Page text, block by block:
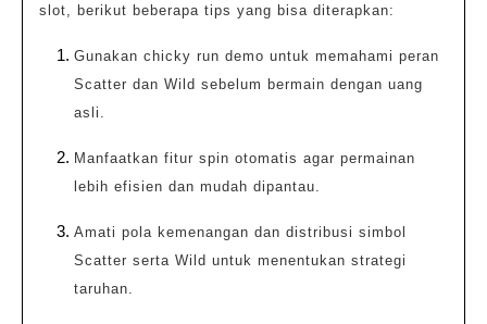
slot, berikut beberapa tips yang bisa diterapkan:
Gunakan chicky run demo untuk memahami peran
Scatter dan Wild sebelum bermain dengan uang
asli.
Manfaatkan fitur spin otomatis agar permainan
lebih efisien dan mudah dipantau.
Amati pola kemenangan dan distribusi simbol
Scatter serta Wild untuk menentukan strategi
taruhan.